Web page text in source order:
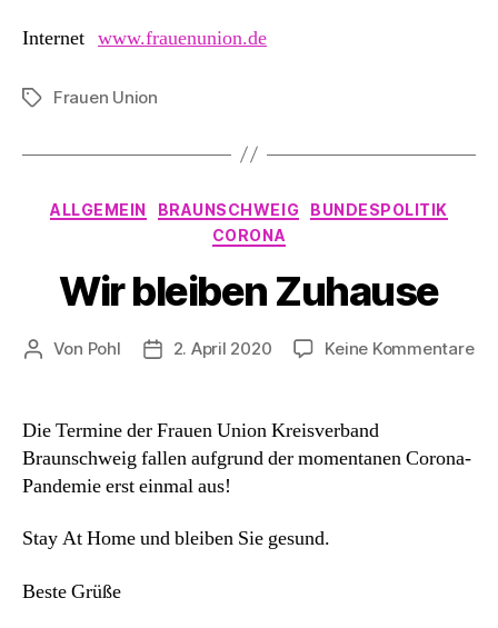
Internet www.frauenunion.de
Schlagwörter
Frauen Union
Kategorien
ALLGEMEIN BRAUNSCHWEIG
BUNDESPOLITIK
CORONA
Wir bleiben Zuhause
Beitragsautor
Von Pohl Beitragsdatum
2. April 2020 Keine Kommentarezu
Die Termine der Frauen Union Kreisverband
Braunschweig fallen aufgrund der momentanen Corona-
Pandemie erst einmal aus!
Stay At Home und bleiben Sie gesund.
Beste Grüße